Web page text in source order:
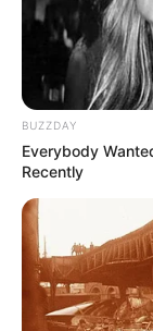
Tadeusz Skarbek
W ten piątek (3
BUZZDAY
Everybody
Recently